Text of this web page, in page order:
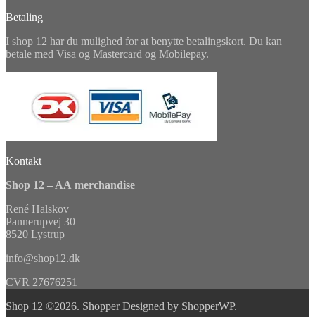
Betaling
I shop 12 har du mulighed for at benytte betalingskort. Du kan
betale med Visa og Mastercard og Mobilepay.
Kontakt
Shop 12 – AA merchandise
René Halskov
Pannerupvej 30
8520 Lystrup
info@shop12.dk
CVR 27676251
Shop 12 ©2026. ShopperDesigned by ShopperWP.